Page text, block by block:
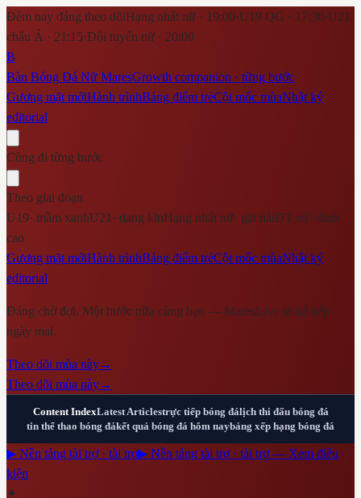
Đêm nay đáng theo dõiHạng nhất nữ · 19:00·U19 QG · 17:30·U21
châu Á · 21:15·Đội tuyển nữ · 20:00
B
Bàn Bóng Đá Nữ MaresGrowth companion · từng bước
Gương mặt mớiHành trìnhBảng điểm trẻCột mốc mùaNhật ký
editorial
Cùng đi từng bước
Theo giai đoạn
U19· mầm xanhU21 · đang lớnHạng nhất nữ· gặt háiĐT nữ· đỉnh
cao
Gương mặt mớiHành trìnhBảng điểm trẻCột mốc mùaNhật ký
editorial
Đáng chờ đợi. Một bước nữa cùng bạn — MaresLive sẽ kể tiếp
ngày mai.
Theo dõi mùa này→
Theo dõi mùa này→
Content IndexLatest Articlestrực tiếp bóng đálịch thi đấu bóng đá
tin thể thao bóng đákết quả bóng đá hôm naybảng xếp hạng bóng đá
▶ Nền tảng tài trợ · tài trợ▶ Nền tảng tài trợ · tài trợ — Xem điều
kiện
✦